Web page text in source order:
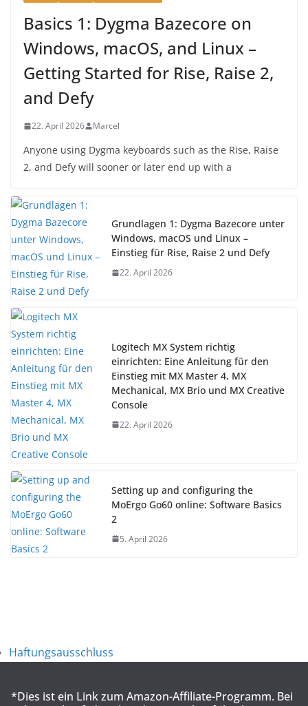
Basics 1: Dygma Bazecore on
Windows, macOS, and Linux –
Getting Started for Rise, Raise 2,
and Defy
22. April 2026 Marcel
Anyone using Dygma keyboards such as the Rise, Raise
2, and Defy will sooner or later end up with a
Grundlagen 1: Dygma Bazecore unter
Windows, macOS und Linux –
Einstieg für Rise, Raise 2 und Defy
22. April 2026
Logitech MX System richtig
einrichten: Eine Anleitung für den
Einstieg mit MX Master 4, MX
Mechanical, MX Brio und MX Creative
Console
22. April 2026
Setting up and configuring the
MoErgo Go60 online: Software Basics
2
5. April 2026
Haftungsausschluss
*Dies ist ein Link zum Amazon-Affiliate-Programm. Bei